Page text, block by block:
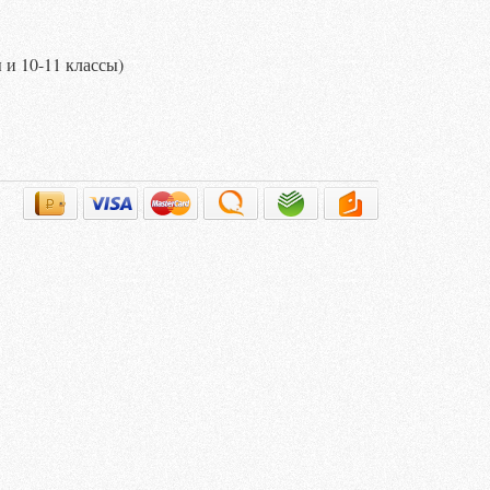
10-11 классы)